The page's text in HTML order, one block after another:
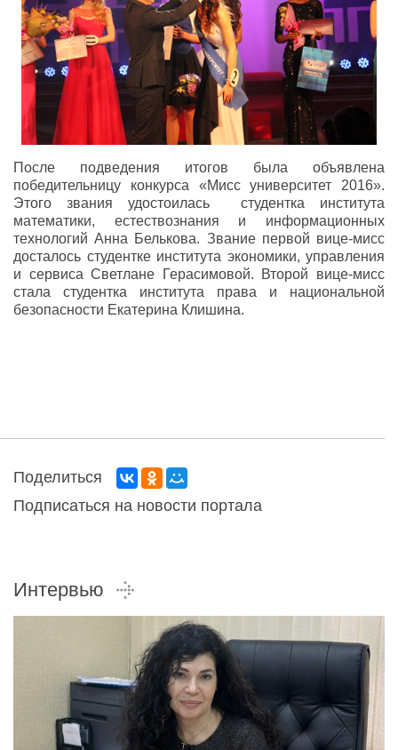
После подведения итогов была объявлена
победительницу конкурса «Мисс университет 2016».
Этого звания удостоилась студентка института
математики, естествознания и информационных
технологий Анна Белькова. Звание первой вице-мисс
досталось студентке института экономики, управления
и сервиса Светлане Герасимовой. Второй вице-мисс
стала студентка института права и национальной
безопасности Екатерина Клишина.
Поделиться
Подписаться на новости портала
Интервью